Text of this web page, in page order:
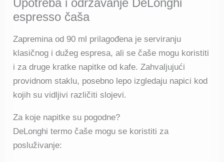
espresso čaša
Zapremina od 90 ml prilagođena je serviranju
klasičnog i dužeg espresa, ali se čaše mogu koristiti
i za druge kratke napitke od kafe. Zahvaljujući
providnom staklu, posebno lepo izgledaju napici kod
kojih su vidljivi različiti slojevi.
Za koje napitke su pogodne?
DeLonghi termo čaše mogu se koristiti za
posluživanje: